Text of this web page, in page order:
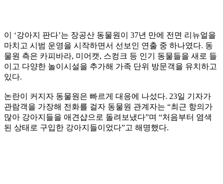
이 ‘강아지 판다’는 장공산 동물원이 37년 만에 전면 리뉴얼을
마치고 시범 운영을 시작하면서 선보인 연출 중 하나였다. 동
물원 측은 카피바라, 미어캣, 스컹크 등 인기 동물들을 새로 들
이고 다양한 놀이시설을 추가해 가족 단위 방문객을 유치하고
있다.
논란이 커지자 동물원은 빠르게 대응에 나섰다. 23일 기자가
관람객을 가장해 전화를 걸자 동물원 관계자는 “최근 항의가
많아 강아지들을 애견샵으로 돌려보냈다”며 “처음부터 염색
된 상태로 구입한 강아지들이었다”고 해명했다.